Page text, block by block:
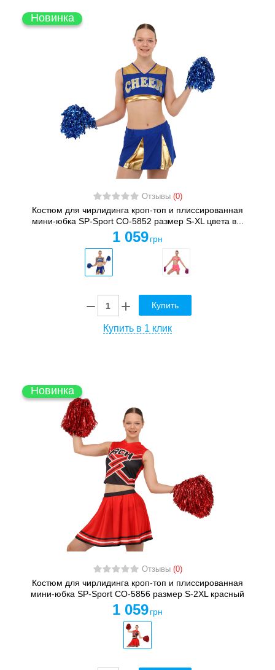
Новинка
Отзывы (0)
Костюм для чирлидинга кроп-топ и плиссированная
мини-юбка SP-Sport CO-5852 размер S-XL цвета в...
1 059 грн
Купить
Купить в 1 клик
Новинка
Отзывы (0)
Костюм для чирлидинга кроп-топ и плиссированная
мини-юбка SP-Sport CO-5856 размер S-2XL красный
1 059 грн